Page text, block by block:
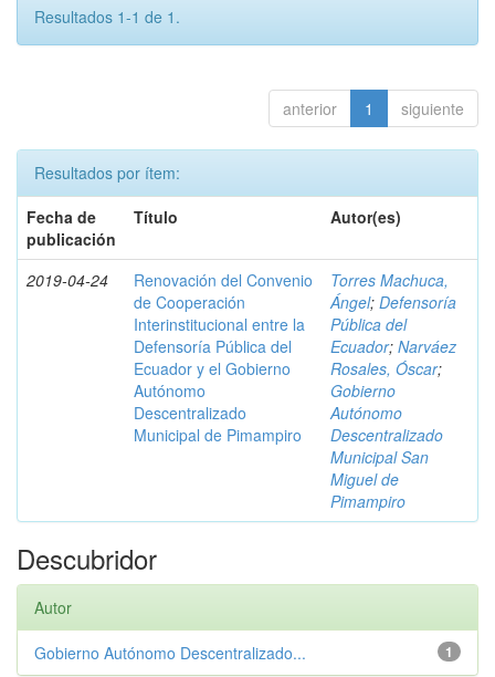
Resultados 1-1 de 1.
anterior 1 siguiente
Resultados por ítem:
Fecha de
publicación
Título Autor(es)
2019-04-24
Renovación del Convenio
de Cooperación
Interinstitucional entre la
Defensoría Pública del
Ecuador y el Gobierno
Autónomo
Descentralizado
Municipal de Pimampiro
Torres Machuca,
Ángel; Defensoría
Pública del
Ecuador; Narváez
Rosales, Óscar;
Gobierno
Autónomo
Descentralizado
Municipal San
Miguel de
Pimampiro
Descubridor
Autor
1
Gobierno Autónomo Descentralizado...